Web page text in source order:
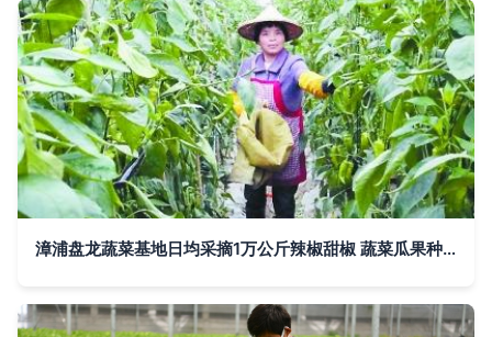
漳浦盘龙蔬菜基地日均采摘1万公斤辣椒甜椒 蔬菜瓜果种植及采摘服务日益红火